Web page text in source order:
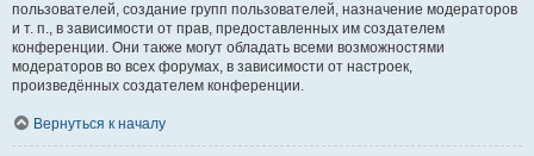
пользователей, создание групп пользователей, назначение модераторов
и т. п., в зависимости от прав, предоставленных им создателем
конференции. Они также могут обладать всеми возможностями
модераторов во всех форумах, в зависимости от настроек,
произведённых создателем конференции.
Вернуться к началу